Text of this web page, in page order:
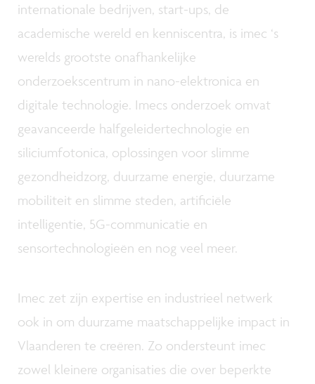
internationale bedrijven, start-ups, de
academische wereld en kenniscentra, is imec ‘s
werelds grootste onafhankelijke
onderzoekscentrum in nano-elektronica en
digitale technologie. Imecs onderzoek omvat
geavanceerde halfgeleidertechnologie en
siliciumfotonica, oplossingen voor slimme
gezondheidzorg, duurzame energie, duurzame
mobiliteit en slimme steden, artificiële
intelligentie, 5G-communicatie en
sensortechnologieën en nog veel meer.
Imec zet zijn expertise en industrieel netwerk
ook in om duurzame maatschappelijke impact in
Vlaanderen te creëren. Zo ondersteunt imec
zowel kleinere organisaties die over beperkte